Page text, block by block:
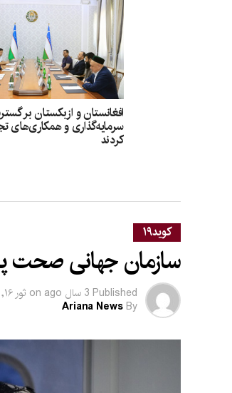
افغانستان و ازبکستان بر
سرمایه‌گذاری و همکاری‌های
کردند
کوید۱۹
سازمان جهانی صحت پایان
Published 3 سال ago on ثور ۱۶, ۱۴۰۲
By
Ariana News